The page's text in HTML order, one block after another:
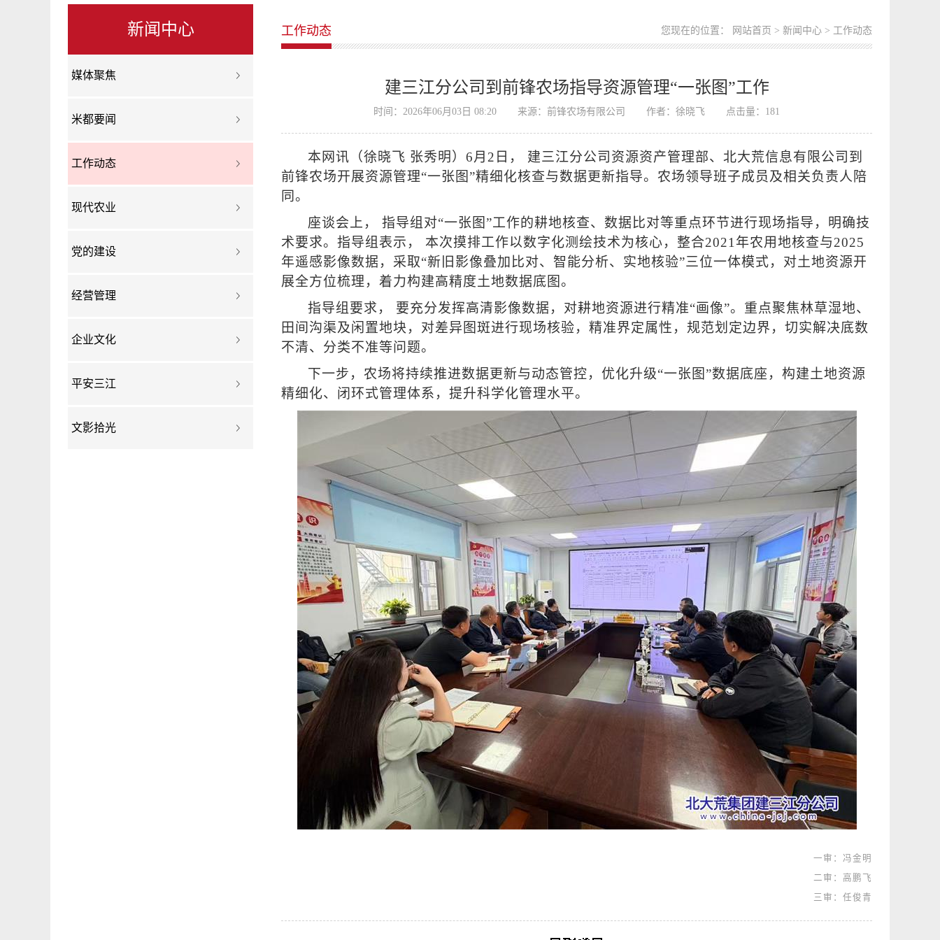
新闻中心
媒体聚焦
米都要闻
工作动态
现代农业
党的建设
经营管理
企业文化
平安三江
文影拾光
工作动态 您现在的位置： 网站首页 > 新闻中心 > 工作动态
建三江分公司到前锋农场指导资源管理“一张图”工作
时间：2026年06月03日 08:20 来源：前锋农场有限公司 作者：徐晓飞 点击量： 181
本网讯（徐晓飞 张秀明）6月2日， 建三江分公司资源资产管理部、北大荒信息有限公司到
前锋农场开展资源管理“一张图”精细化核查与数据更新指导。农场领导班子成员及相关负责人陪
同。
座谈会上， 指导组对“一张图”工作的耕地核查、数据比对等重点环节进行现场指导，明确技
术要求。指导组表示， 本次摸排工作以数字化测绘技术为核心，整合2021年农用地核查与2025
年遥感影像数据，采取“新旧影像叠加比对、智能分析、实地核验”三位一体模式，对土地资源开
展全方位梳理，着力构建高精度土地数据底图。
指导组要求， 要充分发挥高清影像数据，对耕地资源进行精准“画像”。重点聚焦林草湿地、
田间沟渠及闲置地块，对差异图斑进行现场核验，精准界定属性，规范划定边界，切实解决底数
不清、分类不准等问题。
下一步，农场将持续推进数据更新与动态管控，优化升级“一张图”数据底座，构建土地资源
精细化、闭环式管理体系，提升科学化管理水平。
一审：冯金明
二审：高鹏飞
三审：任俊青